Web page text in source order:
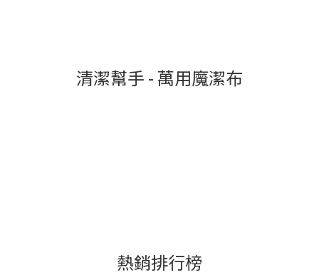
清潔幫手 - 萬用魔潔布
熱銷排行榜